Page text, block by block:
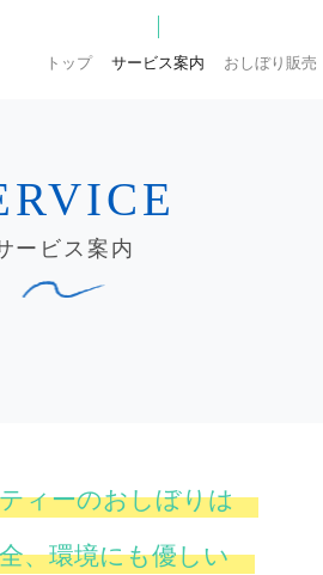
トップ サービス案内 おしぼり販売
ービス案内
ィーのおしぼりは
、環境にも優しい